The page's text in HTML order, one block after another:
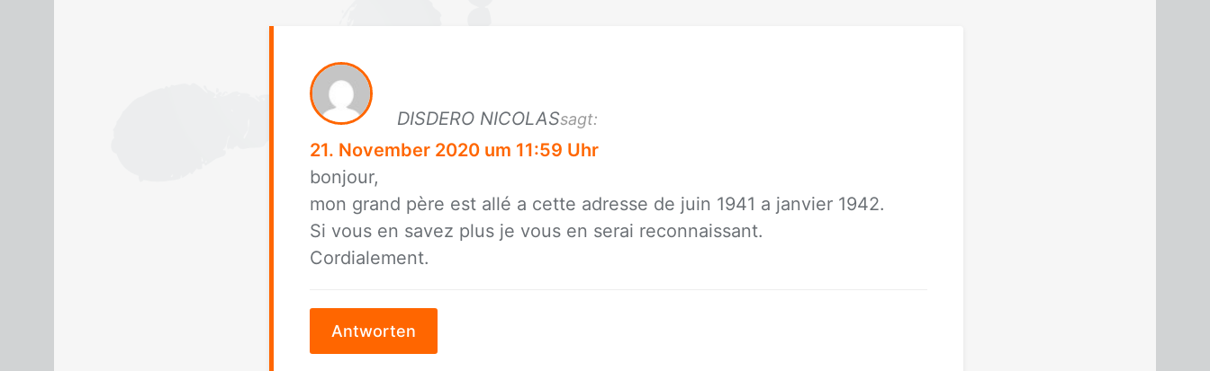
DISDERO NICOLASsagt:
21. November 2020 um 11:59 Uhr
bon­jour,
mon grand père est allé a cet­te adres­se de juin 1941 a jan­vier 1942.
Si vous en sa­vez plus je vous en se­rai re­con­nais­sant.
Cor­di­ale­ment.
Antworten